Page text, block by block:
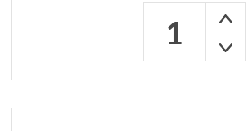
PURIO pro